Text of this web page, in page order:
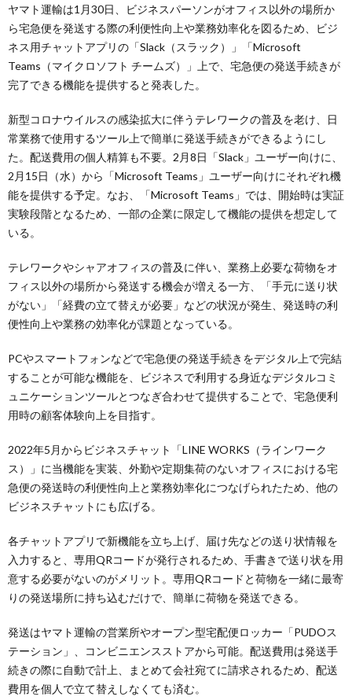
ヤマト運輸は1月30日、ビジネスパーソンがオフィス以外の場所か
ら宅急便を発送する際の利便性向上や業務効率化を図るため、ビジ
ネス用チャットアプリの「Slack（スラック）」「Microsoft
Teams（マイクロソフト チームズ）」上で、宅急便の発送手続きが
完了できる機能を提供すると発表した。
新型コロナウイルスの感染拡大に伴うテレワークの普及を老け、日
常業務で使用するツール上で簡単に発送手続きができるようにし
た。配送費用の個人精算も不要。2月8日「Slack」ユーザー向けに、
2月15日（水）から「Microsoft Teams」ユーザー向けにそれぞれ機
能を提供する予定。なお、「Microsoft Teams」では、開始時は実証
実験段階となるため、一部の企業に限定して機能の提供を想定して
いる。
テレワークやシャアオフィスの普及に伴い、業務上必要な荷物をオ
フィス以外の場所から発送する機会が増える一方、「手元に送り状
がない」「経費の立て替えが必要」などの状況が発生、発送時の利
便性向上や業務の効率化が課題となっている。
PCやスマートフォンなどで宅急便の発送手続きをデジタル上で完結
することが可能な機能を、ビジネスで利用する身近なデジタルコミ
ュニケーションツールとつなぎ合わせて提供することで、宅急便利
用時の顧客体験向上を目指す。
2022年5月からビジネスチャット「LINE WORKS（ラインワーク
ス）」に当機能を実装、外勤や定期集荷のないオフィスにおける宅
急便の発送時の利便性向上と業務効率化につなげられたため、他の
ビジネスチャットにも広げる。
各チャットアプリで新機能を立ち上げ、届け先などの送り状情報を
入力すると、専用QRコードが発行されるため、手書きで送り状を用
意する必要がないのがメリット。専用QRコードと荷物を一緒に最寄
りの発送場所に持ち込むだけで、簡単に荷物を発送できる。
発送はヤマト運輸の営業所やオープン型宅配便ロッカー「PUDOス
テーション」、コンビニエンスストアから可能。配送費用は発送手
続きの際に自動で計上、まとめて会社宛てに請求されるため、配送
費用を個人で立て替えしなくても済む。